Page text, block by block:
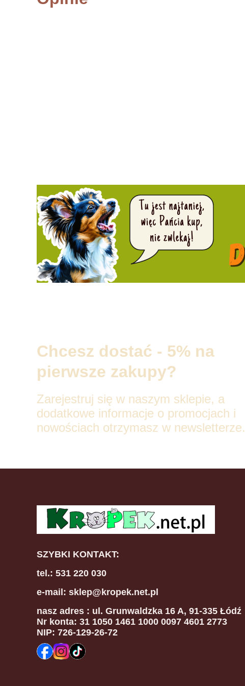
Chcesz dostać - 5% na
pierwsze zakupy?
Zarejestruj się w naszym sklepie, a
dodatkowe informacje o promocjach i
nowościach otrzymasz w newsletterze.
SZYBKI KONTAKT:
tel.: 531 220 030
e-mail: sklep@kropek.net.pl
nasz adres : ul. Grunwaldzka 16 A, 91-335 Łódź
Nr konta: 31 1050 1461 1000 0097 4601 2773
NIP: 726-129-26-72